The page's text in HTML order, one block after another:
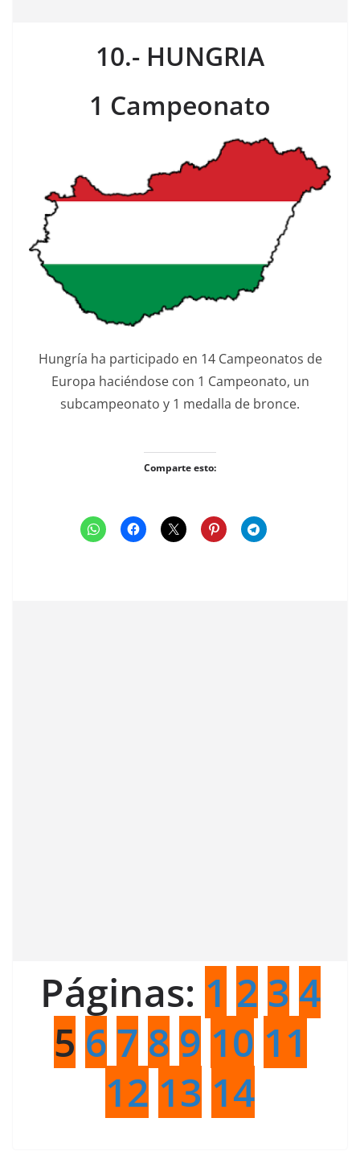
10.- HUNGRIA
1 Campeonato
Hungría ha participado en 14 Campeonatos de
Europa haciéndose con 1 Campeonato, un
subcampeonato y 1 medalla de bronce.
Comparte esto:
Páginas: 1 2 3 4
5 6 7 8 9 10 11
12 13 14